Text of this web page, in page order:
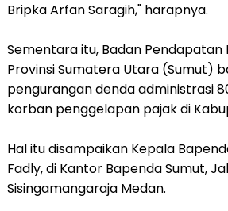
Bripka Arfan Saragih," harapnya.
Sementara itu, Badan
Provinsi Sumatera Utara (Sumut)
pengurangan denda administrasi
korban penggelapan pajak di
Hal itu disampaikan Kepala
Fadly, di Kantor Bapenda Sumut,
Sisingamangaraja Medan.